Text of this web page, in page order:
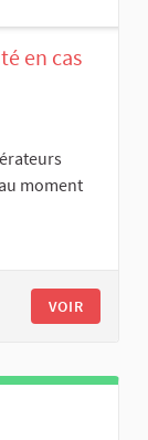
en cas
moment
VOIR